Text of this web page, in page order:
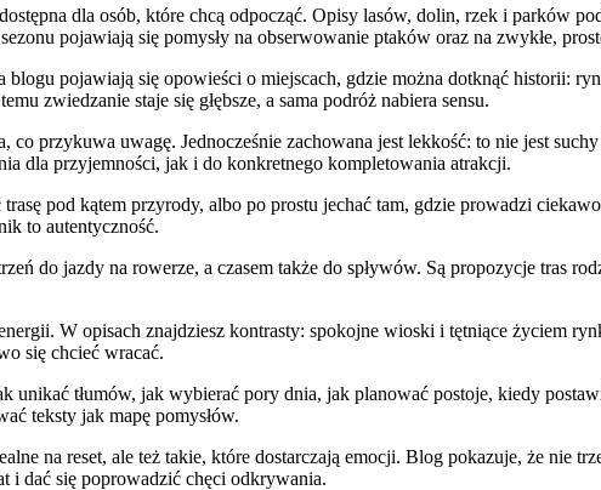
dla osób, które chcą odpocząć. Opisy lasów, dolin, rzek i parków
pojawiają się pomysły na obserwowanie ptaków oraz na zwykłe,
pojawiają się opowieści o miejscach, gdzie można dotknąć historii:
zwiedzanie staje się głębsze, a sama podróż nabiera sensu.
przykuwa uwagę. Jednocześnie zachowana jest lekkość: to nie jest
dla przyjemności, jak i do konkretnego kompletowania atrakcji.
pod kątem przyrody, albo po prostu jechać tam, gdzie prowadzi
to autentyczność.
do jazdy na rowerze, a czasem także do spływów. Są propozycje tras
W opisach znajdziesz kontrasty: spokojne wioski i tętniące życiem
się chcieć wracać.
tłumów, jak wybierać pory dnia, jak planować postoje, kiedy
teksty jak mapę pomysłów.
na reset, ale też takie, które dostarczają emocji. Blog pokazuje, że nie
i dać się poprowadzić chęci odkrywania.